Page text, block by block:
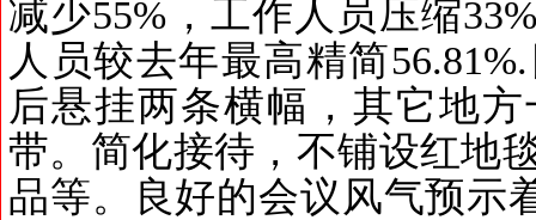
减少55% ，工作人员压缩33%
人员较去年最高精简56.81%.
后悬挂两条横幅， 其它地方
带。简化接待，不铺设红地
品等。 良好的会议风气预示